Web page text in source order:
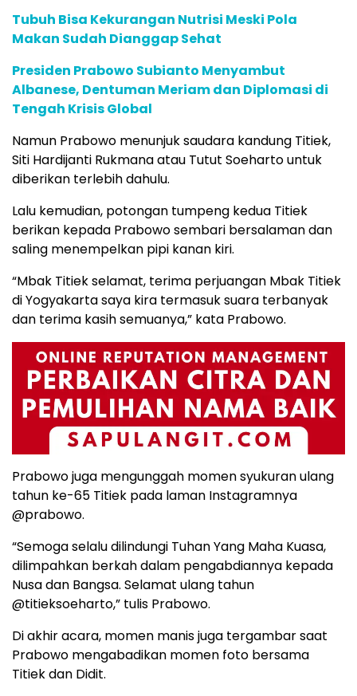
Tubuh Bisa Kekurangan Nutrisi Meski Pola
Makan Sudah Dianggap Sehat
Presiden Prabowo Subianto Menyambut
Albanese, Dentuman Meriam dan Diplomasi di
Tengah Krisis Global
Namun Prabowo menunjuk saudara kandung Titiek,
Siti Hardijanti Rukmana atau Tutut Soeharto untuk
diberikan terlebih dahulu.
Lalu kemudian, potongan tumpeng kedua Titiek
berikan kepada Prabowo sembari bersalaman dan
saling menempelkan pipi kanan kiri.
“Mbak Titiek selamat, terima perjuangan Mbak Titiek
di Yogyakarta saya kira termasuk suara terbanyak
dan terima kasih semuanya,” kata Prabowo.
Prabowo juga mengunggah momen syukuran ulang
tahun ke-65 Titiek pada laman Instagramnya
@prabowo.
“Semoga selalu dilindungi Tuhan Yang Maha Kuasa,
dilimpahkan berkah dalam pengabdiannya kepada
Nusa dan Bangsa. Selamat ulang tahun
@titieksoeharto,” tulis Prabowo.
Di akhir acara, momen manis juga tergambar saat
Prabowo mengabadikan momen foto bersama
Titiek dan Didit.